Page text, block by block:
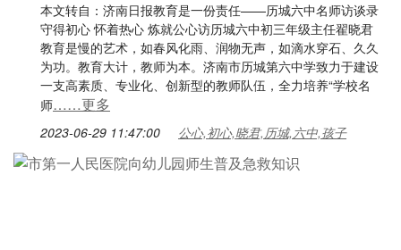
本文转自：济南日报教育是一份责任——历城六中名师访谈录
守得初心 怀着热心 炼就公心访历城六中初三年级主任翟晓君
教育是慢的艺术，如春风化雨、润物无声，如滴水穿石、久久
为功。教育大计，教师为本。济南市历城第六中学致力于建设
一支高素质、专业化、创新型的教师队伍，全力培养“学校名
师……更多
2023-06-29 11:47:00 公心,初心,晓君,历城,六中,孩子